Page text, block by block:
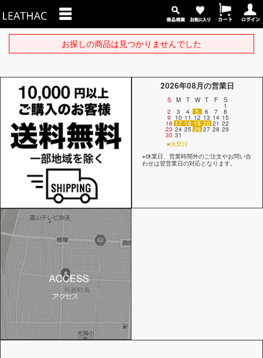
お探しの商品は見つかりませんでした
2026年08月の営業日
S M T W T F S
1
2 3 4 5 6 7 8
9 10 11 12 13 14 15
16 17 18 19 20 21 22
23 24 25 26 27 28 29
30 31
■休業日
※休業日、営業時間外のご注文やお問い合
わせは翌営業日の対応となります。